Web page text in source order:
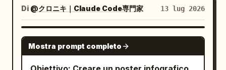
farfalla arancione vicino al basso a
basso a destra e 1 farfalla arancione
vicino ai fiori in basso a destra. Circonda
puro per lo spazio calpestabile e nero
puro per lo spazio non calpestabile.
Niente testo, niente scala di grigi, niente
antialiasing, niente ombre, niente
Utilizzare una palette neon limitata con
accenti ciano, menta, rosso, viola e
giallo. Il tutto deve apparire come pixel
art ad alta risoluzione, con una sottile
texture scanline/dither e senza alcun
Di @クロニキ｜Claude Code専門家 13 lug 2026
GPT IMAGE 2
Mostra prompt completo